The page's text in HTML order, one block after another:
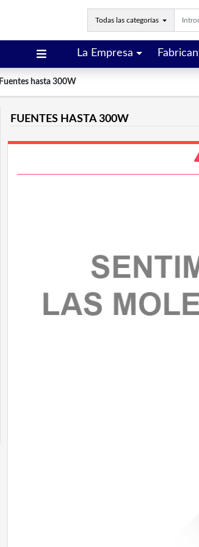
Todas las categorías
La Empresa
Fuentes hasta 300W
FUENTES HASTA 300W